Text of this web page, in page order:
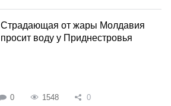
Страдающая от жары Молдавия
просит воду у Приднестровья
0 1548 0